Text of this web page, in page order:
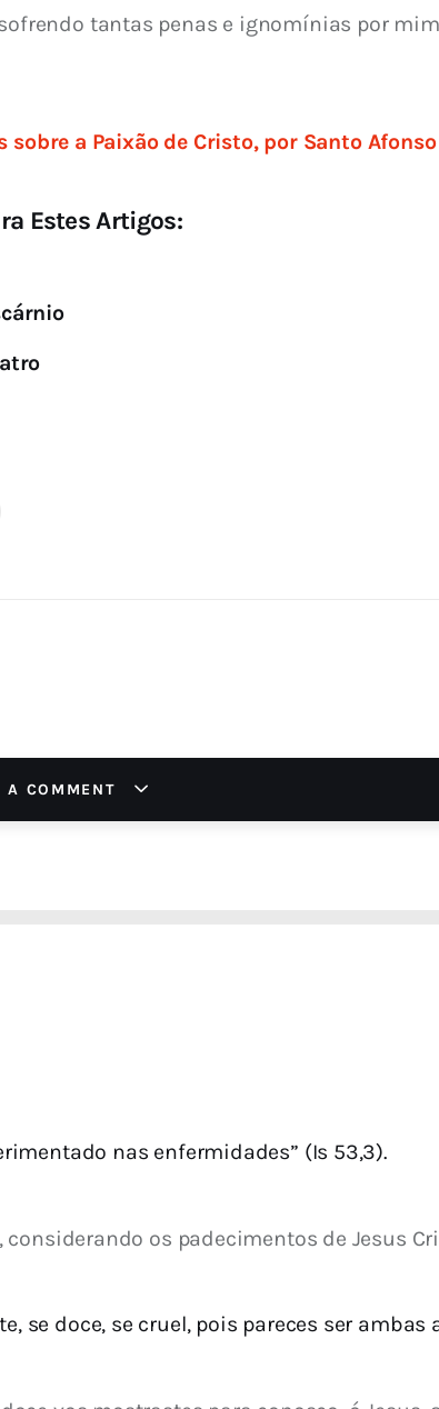
tantas penas e ignomínias por
sobre a Paixão de Cristo, por Santo Afonso
Estes Artigos:
A COMMENT
nas enfermidades” (Is 53,3).
os padecimentos de Jesus
se doce, se cruel, pois pareces ser ambas